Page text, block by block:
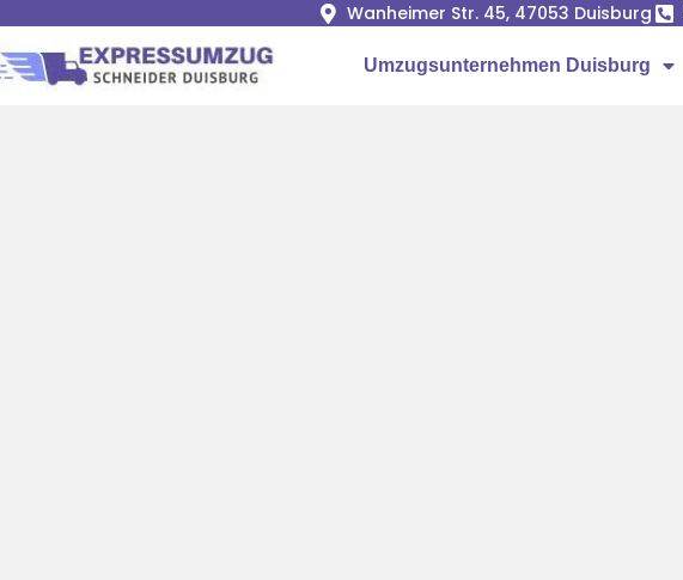
Wanheimer Str. 45, 47053 Duisburg
Umzugsunternehmen Duisburg